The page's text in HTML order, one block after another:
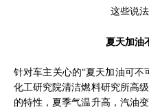
这些说
夏天加油
针对车主关心的“夏天加油可不
化工研究院清洁燃料研究所高
的特性，夏季气温升高，汽油